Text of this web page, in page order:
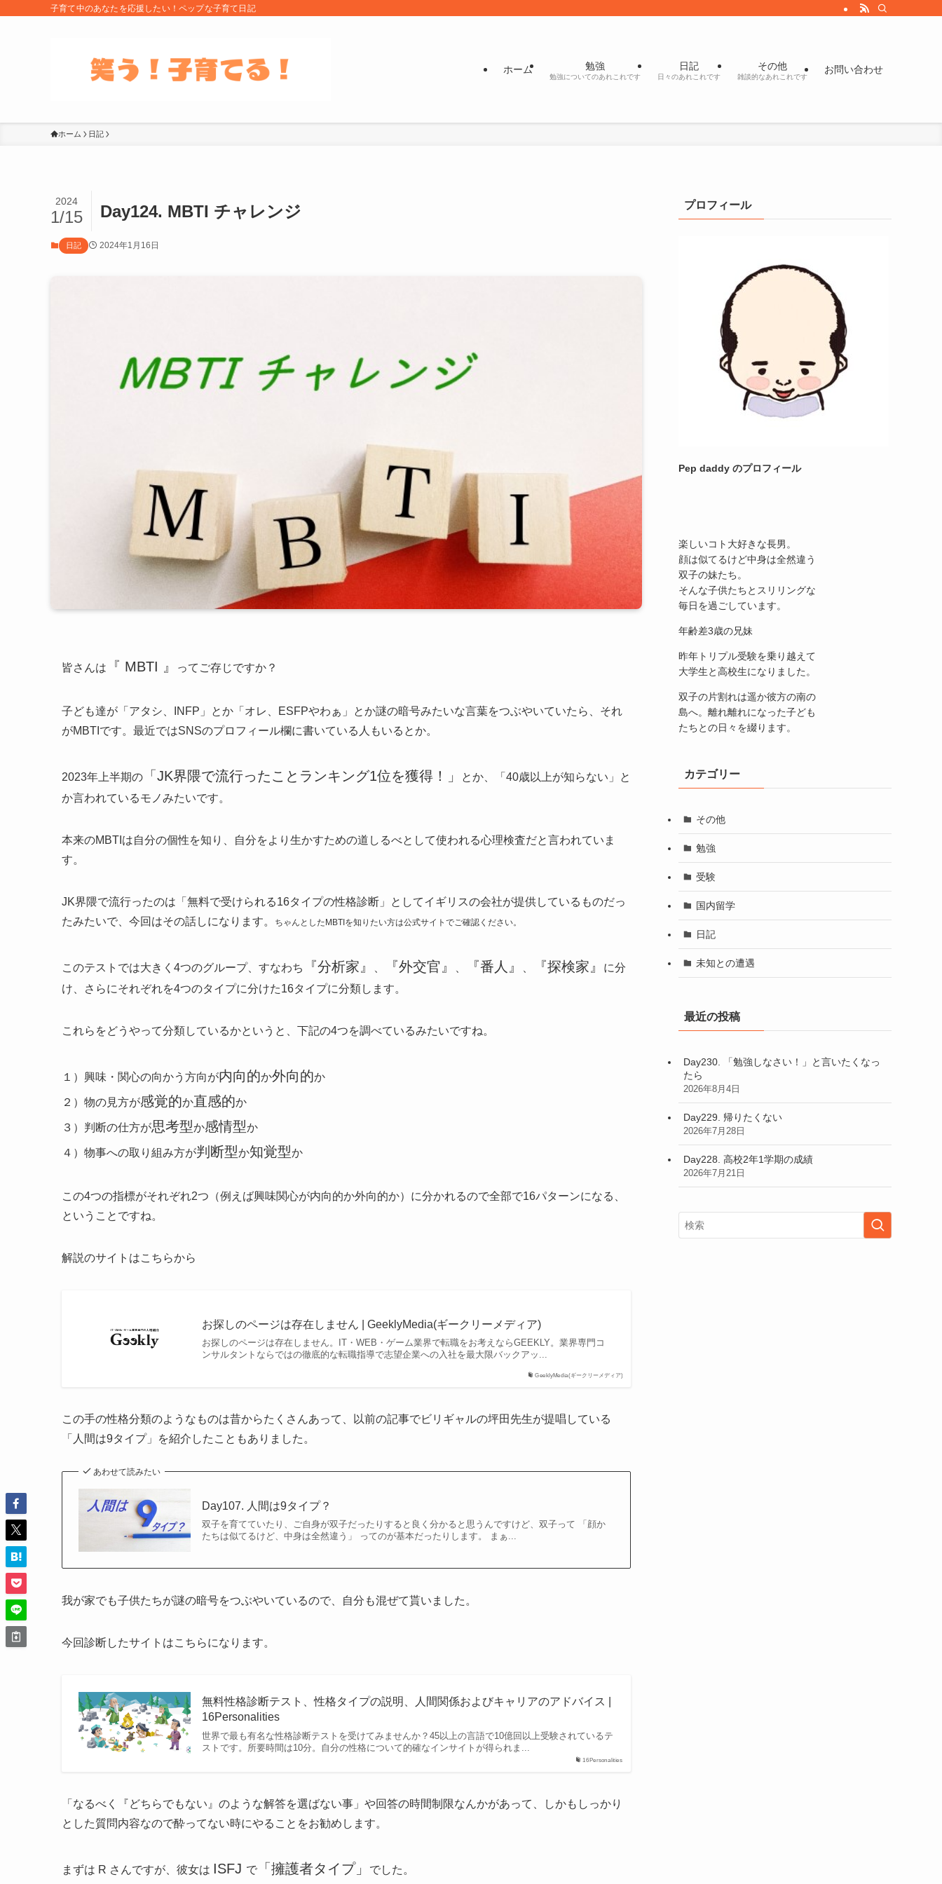
子育て中のあなたを応援したい！ペップな子育て日記
ホーム 勉強
勉強についてのあれこれです
日記
日々のあれこれです
その他
雑談的なあれこれです
お問い合わせ
ホーム 日記
Day124. MBTI チャレンジ
2024
1/15
日記 2024年1月16日
皆さんは 『 MBTI 』 ってご存じですか？
子ども達が「アタシ、INFP」とか「オレ、ESFPやわぁ」とか謎の暗号みたいな言葉をつぶやいていたら、それ
がMBTIです。最近ではSNSのプロフィール欄に書いている人もいるとか。
2023年上半期の 「JK界隈で流行ったことランキング1位を獲得！」
とか、「40歳以上が知らない」と
か言われているモノみたいです。
本来のMBTIは自分の個性を知り、自分をより生かすための道しるべとして使われる心理検査だと言われていま
す。
JK界隈で流行ったのは「無料で受けられる16タイプの性格診断」としてイギリスの会社が提供しているものだっ
たみたいで、今回はその話しになります。
ちゃんとしたMBTIを知りたい方は公式サイトでご確認ください。
このテストでは大きく4つのグループ、すなわち 『分析家』 『外交官』 『番人』 『探検家』
に分
け、さらにそれぞれを4つのタイプに分けた16タイプに分類します。
これらをどうやって分類しているかというと、下記の4つを調べているみたいですね。
１）興味・関心の向かう方向が内向的か外向的か
２）物の見方が感覚的か直感的か
３）判断の仕方が思考型か感情型か
４）物事への取り組み方が判断型か知覚型か
この4つの指標がそれぞれ2つ（例えば興味関心が内向的か外向的か）に分かれるので全部で16パターンになる、
ということですね。
解説のサイトはこちらから
GeeklyMedia(ギークリーメディア)
お探しのページは存在しません | GeeklyMedia(ギークリーメディア)
お探しのページは存在しません。IT・WEB・ゲーム業界で転職をお考えならGEEKLY。業界専門コ
ンサルタントならではの徹底的な転職指導で志望企業への入社を最大限バックアッ...
この手の性格分類のようなものは昔からたくさんあって、以前の記事でビリギャルの坪田先生が提唱している
「人間は9タイプ」を紹介したこともありました。
あわせて読みたい
Day107. 人間は9タイプ？
双子を育てていたり、ご自身が双子だったりすると良く分かると思うんですけど、双子って 「顔か
たちは似てるけど、中身は全然違う」 ってのが基本だったりします。 まぁ...
我が家でも子供たちが謎の暗号をつぶやいているので、自分も混ぜて貰いました。
今回診断したサイトはこちらになります。
16Personalities
無料性格診断テスト、性格タイプの説明、人間関係およびキャリアのアドバイス |
16Personalities
世界で最も有名な性格診断テストを受けてみませんか？45以上の言語で10億回以上受験されているテ
ストです。所要時間は10分。自分の性格について的確なインサイトが得られま...
「なるべく『どちらでもない』のような解答を選ばない事」や回答の時間制限なんかがあって、しかもしっかり
とした質問内容なので酔ってない時にやることをお勧めします。
まずは R さんですが、彼女は ISFJ で 「擁護者タイプ」 でした。
プロフィール
Pep daddy のプロフィール
楽しいコト大好きな長男。
顔は似てるけど中身は全然違う
双子の妹たち。
そんな子供たちとスリリングな
毎日を過ごしています。
年齢差3歳の兄妹
昨年トリプル受験を乗り越えて
大学生と高校生になりました。
双子の片割れは遥か彼方の南の
島へ。離れ離れになった子ども
たちとの日々を綴ります。
カテゴリー
その他
勉強
受験
国内留学
日記
未知との遭遇
最近の投稿
Day230. 「勉強しなさい！」と言いたくなっ
たら
2026年8月4日
Day229. 帰りたくない
2026年7月28日
Day228. 高校2年1学期の成績
2026年7月21日